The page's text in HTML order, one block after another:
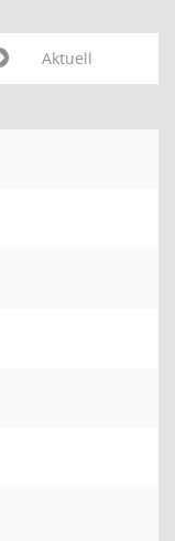
Aktuell